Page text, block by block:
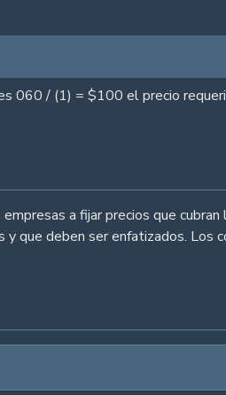
060 / (1) = $100 el precio
a fijar precios que
que deben ser enfatizados. Los